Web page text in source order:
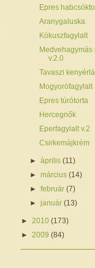
Epres
Aranygaluska
Kókuszfagylalt
Medvehagymás
v.2.0
Tavaszi
Mogyorófagylalt
Epres túrótorta
Hercegnők
Eperfagylalt v.2
Csirkemájkrém
►április(11)
►március(14)
►február(7)
►január(13)
► 2010 (173)
► 2009 (84)